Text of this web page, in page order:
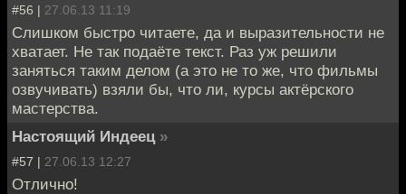
#56 | 27.06.13 11:19
Слишком быстро читаете, да и выразительности не
хватает. Не так подаёте текст. Раз уж решили
заняться таким делом (а это не то же, что фильмы
озвучивать) взяли бы, что ли, курсы актёрского
мастерства.
Настоящий Индеец »
#57 | 27.06.13 12:27
Отлично!